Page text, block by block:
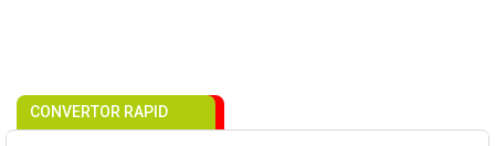
CONVERTOR RAPID